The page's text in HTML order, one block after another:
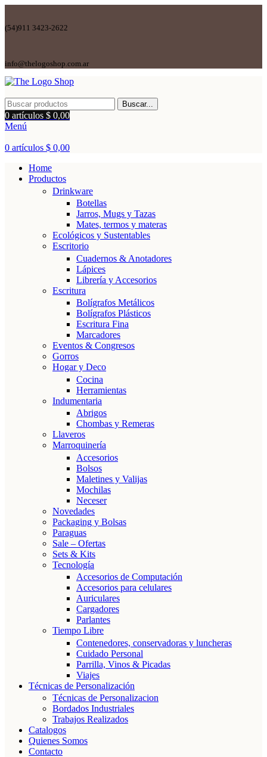
(54)911 3423-2622
info@thelogoshop.com.ar
Buscar...
0 artículos $ 0,00
Menú
0 artículos $ 0,00
Home
Productos
Drinkware
Botellas
Jarros, Mugs y Tazas
Mates, termos y materas
Ecológicos y Sustentables
Escritorio
Cuadernos & Anotadores
Lápices
Librería y Accesorios
Escritura
Bolígrafos Metálicos
Bolígrafos Plásticos
Escritura Fina
Marcadores
Eventos & Congresos
Gorros
Hogar y Deco
Cocina
Herramientas
Indumentaria
Abrigos
Chombas y Remeras
Llaveros
Marroquinería
Accesorios
Bolsos
Maletines y Valijas
Mochilas
Neceser
Novedades
Packaging y Bolsas
Paraguas
Sale – Ofertas
Sets & Kits
Tecnología
Accesorios de Computación
Accesorios para celulares
Auriculares
Cargadores
Parlantes
Tiempo Libre
Contenedores, conservadoras y luncheras
Cuidado Personal
Parrilla, Vinos & Picadas
Viajes
Técnicas de Personalización
Técnicas de Personalizacion
Bordados Industriales
Trabajos Realizados
Catalogos
Quienes Somos
Contacto